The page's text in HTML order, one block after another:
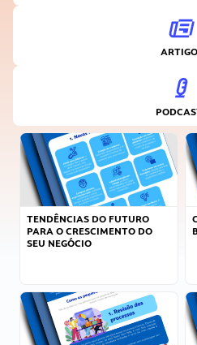
TENDÊNCIAS DO FUTURO
PARA O CRESCIMENTO DO
SEU NEGÓCIO